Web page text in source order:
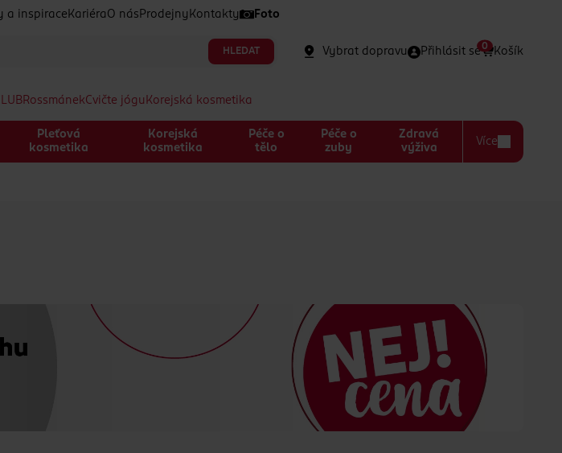
a inspirace Kariéra O nás Prodejny Kontakty Foto
HLEDAT Vybrat dopravu Přihlásit se Košík
0
RossmánekCvičte jógu Korejská kosmetika
Pleťová
kosmetika
Korejská
kosmetika
Péče o
tělo
Péče o
zuby
Zdravá
výživa
Více